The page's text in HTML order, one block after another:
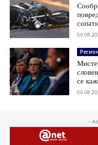
Регион
се
-